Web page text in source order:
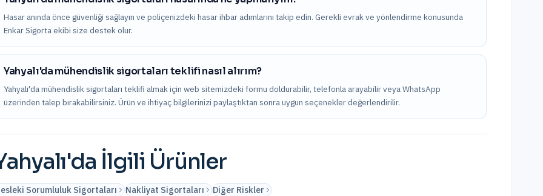
Hasar anında önce güvenliği sağlayın ve poliçenizdeki hasar ihbar adımlarını takip edin. Gerekli evrak ve yönlendirme konusunda
Enkar Sigorta ekibi size destek olur.
Yahyalı'da mühendislik sigortaları teklifi nasıl alırım?
Yahyalı'da mühendislik sigortaları teklifi almak için web sitemizdeki formu doldurabilir, telefonla arayabilir veya WhatsApp
üzerinden talep bırakabilirsiniz. Ürün ve ihtiyaç bilgilerinizi paylaştıktan sonra uygun seçenekler değerlendirilir.
'da İlgili Ürünler
Sorumluluk Sigortaları Nakliyat Sigortaları Diğer Riskler